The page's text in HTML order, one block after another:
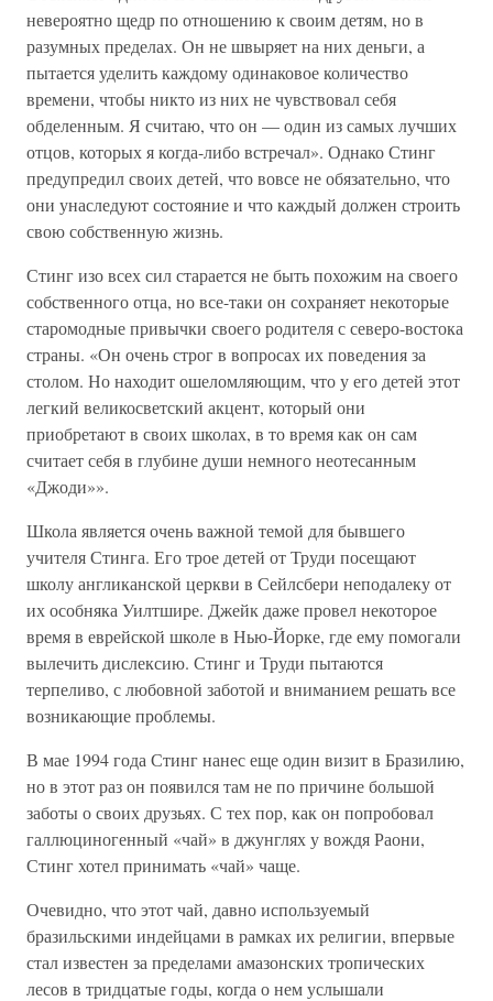
невероятно щедр по отношению к своим детям, но в
разумных пределах. Он не швыряет на них деньги, а
пытается уделить каждому одинаковое количество
времени, чтобы никто из них не чувствовал себя
обделенным. Я считаю, что он — один из самых лучших
отцов, которых я когда-либо встречал». Однако Стинг
предупредил своих детей, что вовсе не обязательно, что
они унаследуют состояние и что каждый должен строить
свою собственную жизнь.
Стинг изо всех сил старается не быть похожим на своего
собственного отца, но все-таки он сохраняет некоторые
старомодные привычки своего родителя с северо-востока
страны. «Он очень строг в вопросах их поведения за
столом. Но находит ошеломляющим, что у его детей этот
легкий великосветский акцент, который они
приобретают в своих школах, в то время как он сам
считает себя в глубине души немного неотесанным
«Джоди»».
Школа является очень важной темой для бывшего
учителя Стинга. Его трое детей от Труди посещают
школу англиканской церкви в Сейлсбери неподалеку от
их особняка Уилтшире. Джейк даже провел некоторое
время в еврейской школе в Нью-Йорке, где ему помогали
вылечить дислексию. Стинг и Труди пытаются
терпеливо, с любовной заботой и вниманием решать все
возникающие проблемы.
В мае 1994 года Стинг нанес еще один визит в Бразилию,
но в этот раз он появился там не по причине большой
заботы о своих друзьях. С тех пор, как он попробовал
галлюциногенный «чай» в джунглях у вождя Раони,
Стинг хотел принимать «чай» чаще.
Очевидно, что этот чай, давно используемый
бразильскими индейцами в рамках их религии, впервые
стал известен за пределами амазонских тропических
лесов в тридцатые годы, когда о нем услышали